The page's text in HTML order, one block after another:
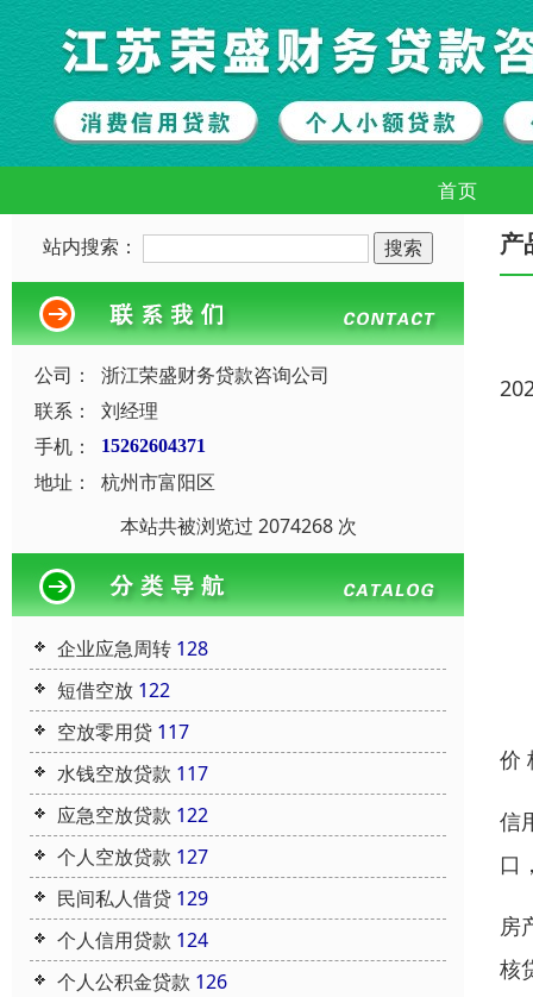
首页
站内搜索：
公司：
浙江荣盛财务贷款咨询公司
联系：
刘经理
手机：
15262604371
地址：
杭州市富阳区
本站共被浏览过 2074268 次
企业应急周转 128
短借空放 122
空放零用贷 117
水钱空放贷款 117
应急空放贷款 122
个人空放贷款 127
民间私人借贷 129
个人信用贷款 124
个人公积金贷款 126
产
价
信
口
房
核